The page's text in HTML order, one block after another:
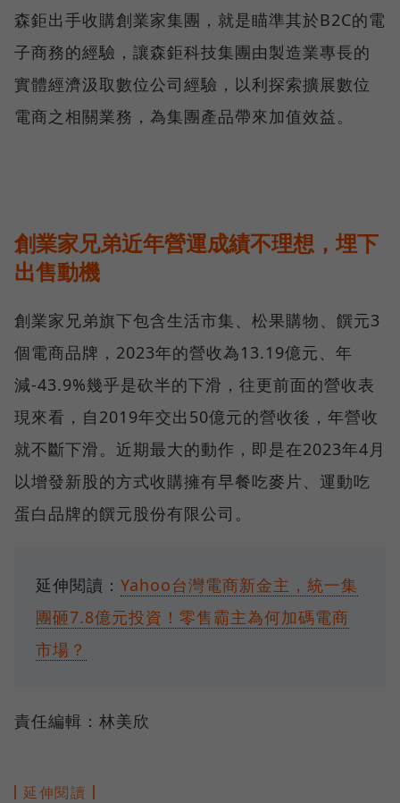
森鉅出手收購創業家集團，就是瞄準其於B2C的電
子商務的經驗，讓森鉅科技集團由製造業專長的
實體經濟汲取數位公司經驗，以利探索擴展數位
電商之相關業務，為集團產品帶來加值效益。
創業家兄弟近年營運成績不理想，埋下
出售動機
創業家兄弟旗下包含生活市集、松果購物、饌元3
個電商品牌，2023年的營收為13.19億元、年
減-43.9%幾乎是砍半的下滑，往更前面的營收表
現來看，自2019年交出50億元的營收後，年營收
就不斷下滑。近期最大的動作，即是在2023年4月
以增發新股的方式收購擁有早餐吃麥片、運動吃
蛋白品牌的饌元股份有限公司。
延伸閱讀： Yahoo台灣電商新金主，統一集
團砸7.8億元投資！零售霸主為何加碼電商
市場？
責任編輯：林美欣
延伸閱讀